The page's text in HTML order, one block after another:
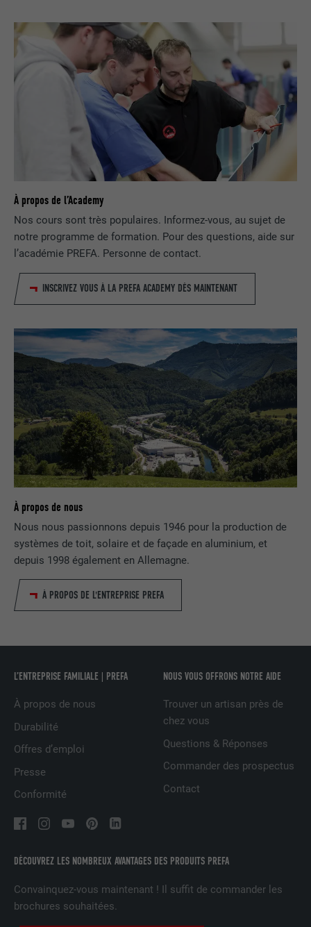
À propos de l’Academy
Nos cours sont très populaires. Informez-vous, au sujet de
notre programme de formation. Pour des questions, aide sur
l’académie PREFA. Personne de contact.
INSCRIVEZ VOUS À LA PREFA ACADEMY DÈS MAINTENANT
À propos de nous
Nous nous passionnons depuis 1946 pour la production de
systèmes de toit, solaire et de façade en aluminium, et
depuis 1998 également en Allemagne.
À PROPOS DE L'ENTREPRISE PREFA
DÉCOUVREZ LES NOMBREUX AVANTAGES DES PRODUITS PREFA
Convainquez-vous maintenant ! Il suffit de commander les
brochures souhaitées.
L’ENTREPRISE FAMILIALE | PREFA
À propos de nous
Durabilité
Offres d’emploi
Presse
Conformité
NOUS VOUS OFFRONS NOTRE AIDE
Trouver un artisan près de
chez vous
Questions & Réponses
Commander des prospectus
Contact
NOM IDE
doubleclick.net
1 an
Utilisé par Google DoubleClick pour
enregistrer et signaler les actions d'un
utilisateur sur le site Internet après
l'affichage d'une annonce du
fournisseur ou après que l'utilisateur a
avec pour objectif de mesurer l'efficacité
d'une publicité et d'afficher des
publicités plus ciblées pour l'utilisateur.
NOM _pin_unauth
EXPIRATION 1 an
UTILITÉ
Est utilisé par Pinterest pour suivre
l'utilisation des services.
NOM __cfduid
FOURNISSEUR Adsymptotic.com
EXPIRATION
UTILITÉ
Cookie utilisé pour identifier des clients
différents derrière une même adresse IP
UTILITÉ Cookie identificateur de navigateur
NOM
UTILITÉ Cookie identificateur de navigateur